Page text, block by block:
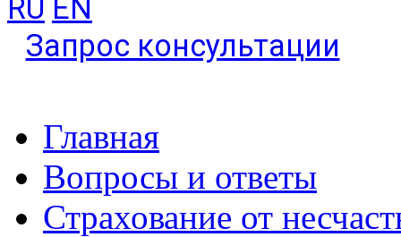
RU EN
Запрос консультации
Главная
Вопросы и ответы
Страхование от